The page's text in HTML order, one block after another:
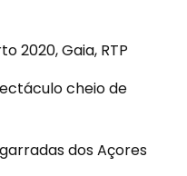
2020, Gaia, RTP
cheio de
dos Açores